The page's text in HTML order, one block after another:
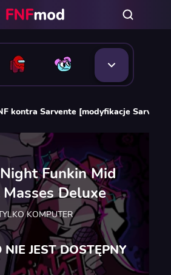
kontra Sarvente [modyfikacje Sarvente
Funkin Mid
Deluxe
KOMPUTER
JEST DOSTĘPNY